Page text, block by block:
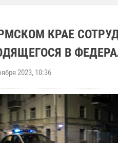
КРАЕ
В
2023, 10:36